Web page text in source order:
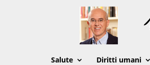
Salute Diritti umani